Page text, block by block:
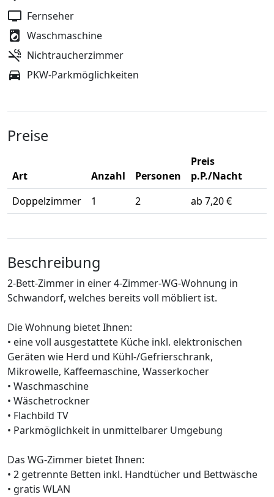
Fernseher
Waschmaschine
Nichtraucherzimmer
PKW-Parkmöglichkeiten
Preise
Art Anzahl Personen
Preis
p.P./Nacht
Doppelzimmer
1 2 ab 7,20 €
Beschreibung
2-Bett-Zimmer in einer 4-Zimmer-WG-Wohnung in
Schwandorf, welches bereits voll möbliert ist.
Die Wohnung bietet Ihnen:
• eine voll ausgestattete Küche inkl. elektronischen
Geräten wie Herd und Kühl-/Gefrierschrank,
Mikrowelle, Kaffeemaschine, Wasserkocher
• Waschmaschine
• Wäschetrockner
• Flachbild TV
• Parkmöglichkeit in unmittelbarer Umgebung
Das WG-Zimmer bietet Ihnen:
• 2 getrennte Betten inkl. Handtücher und Bettwäsche
• gratis WLAN